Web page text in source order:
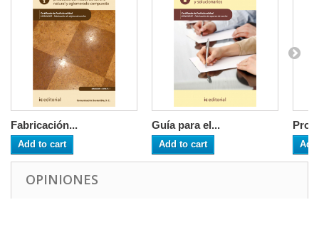
Fabricación...
Add to cart
Guía para el...
Add to cart
OPINIONES